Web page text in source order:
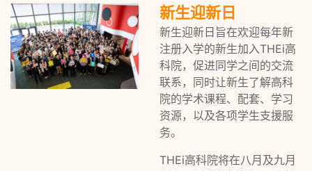
新生迎新日
新生迎新日旨在欢迎每年新
注册入学的新生加入THEi高
科院，促进同学之间的交流
联系，同时让新生了解高科
院的学术课程、配套、学习
资源，以及各项学生支援服
务。
THEi高科院将在八月及九月